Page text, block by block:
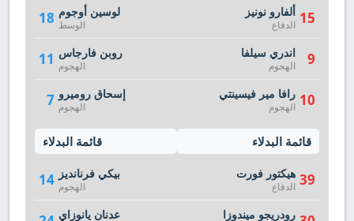
18 لوسين أوجوم
الوسط
11 روبن فارجاس
الهجوم
7 إسحاق روميرو
الهجوم
قائمة البدلاء
14 بيكي فرنانديز
الهجوم
عدنان يانوزاي
15 ألفارو نونيز
الدفاع
9 اندري سيلفا
الهجوم
10 رافا مير فيسينتي
الهجوم
قائمة البدلاء
39 هيكتور فورت
الدفاع
رودريجو ميندوزا